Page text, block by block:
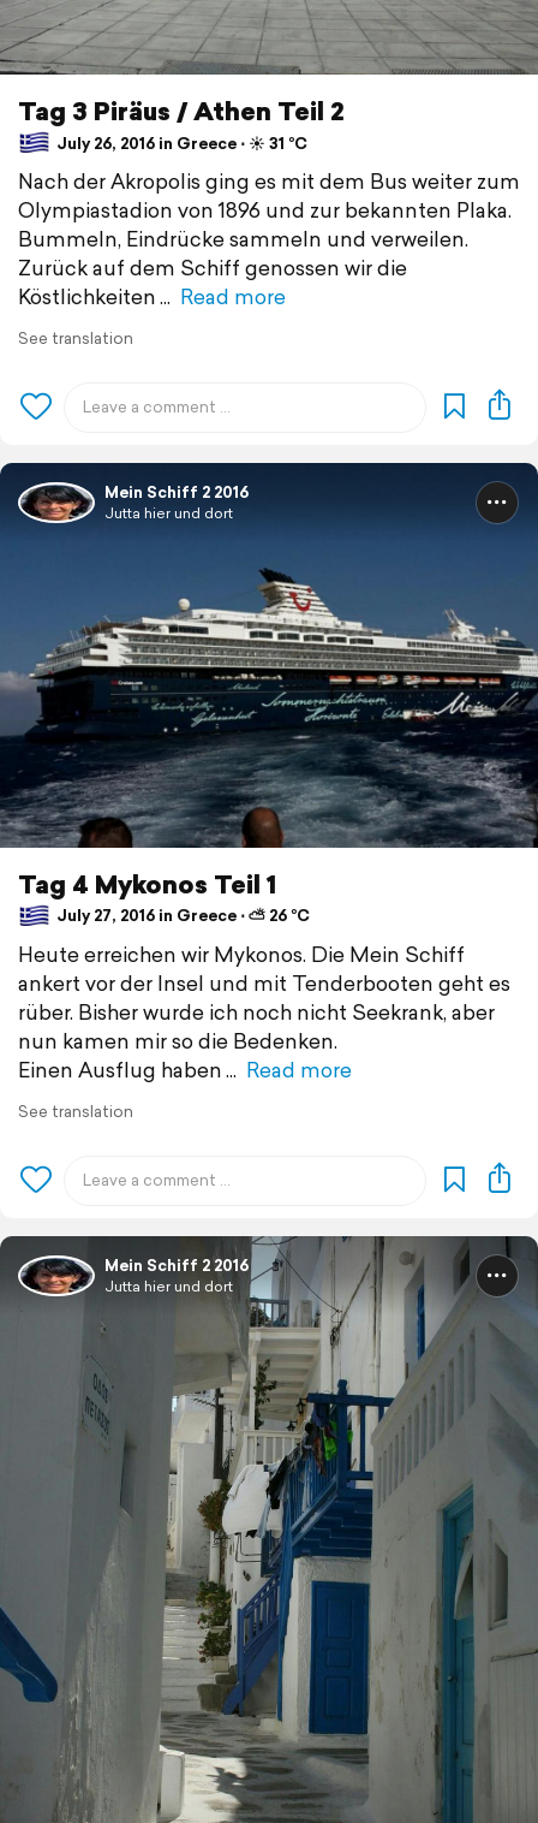
Tag 3 Piräus / Athen Teil 2
July 26, 2016 in Greece ⋅ ☀️ 31 °C
Nach der Akropolis ging es mit dem Bus weiter zum
Olympiastadion von 1896 und zur bekannten Plaka.
Bummeln, Eindrücke sammeln und verweilen.
Zurück auf dem Schiff genossen wir die
Köstlichkeiten
Read more
See translation
Mein Schiff 2 2016
Jutta hier und dort
Tag 4 Mykonos Teil 1
July 27, 2016 in Greece ⋅ ⛅ 26 °C
Heute erreichen wir Mykonos. Die Mein Schiff
ankert vor der Insel und mit Tenderbooten geht es
rüber. Bisher wurde ich noch nicht Seekrank, aber
nun kamen mir so die Bedenken.
Einen Ausflug haben
Read more
See translation
Mein Schiff 2 2016
Jutta hier und dort